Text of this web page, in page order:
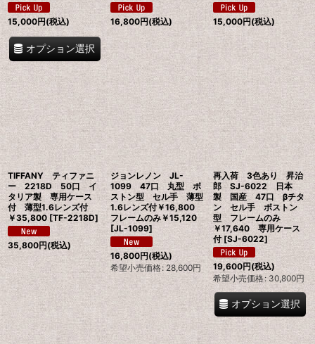
15,000円(税込)
オプション選択
16,800円(税込) 15,000円(税込)
TIFFANY ティファニ
ー 2218D 50口 イ
タリア製 専用ケース
付 薄型1.6レンズ付
￥35,800 [TF-2218D]
35,800円(税込)
ジョンレノン JL-
1099 47口 丸型 ボ
ストン型 セル手 薄型
1.6レンズ付￥16,800
フレームのみ￥15,120
[JL-1099]
16,800円(税込)
希望小売価格: 28,600円
再入荷 3色あり 昇治
郎 SJ-6022 日本
製 国産 47口 βチタ
ン セル手 ボストン
型 フレームのみ
￥17,640 専用ケース
付 [SJ-6022]
19,600円(税込)
希望小売価格: 30,800円
オプション選択